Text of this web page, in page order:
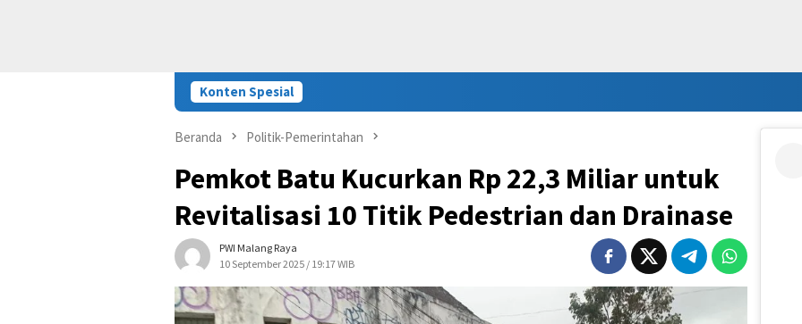
Konten Spesial
Beranda Politik-Pemerintahan
Pemkot Batu Kucurkan Rp 22,3 Miliar untuk
Revitalisasi 10 Titik Pedestrian dan Drainase
PWI Malang Raya
10 September 2025 / 19:17 WIB